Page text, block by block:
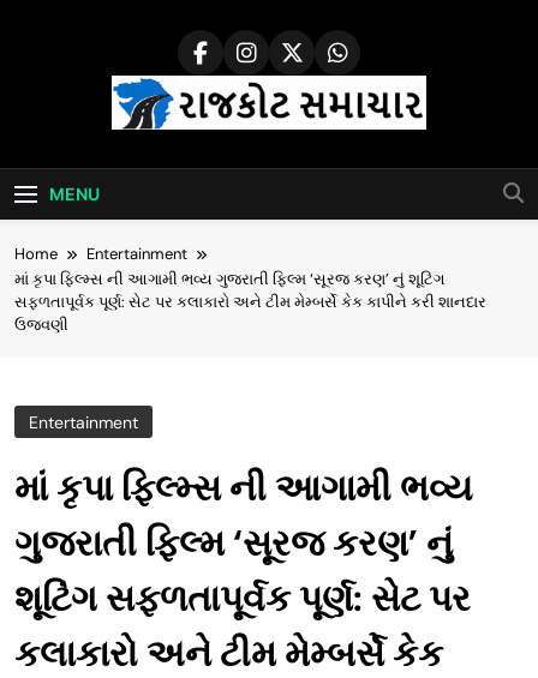
Rajkot Samachar
MENU
Home
Entertainment
માં કૃપા ફિલ્મ્સ ની આગામી ભવ્ય ગુજરાતી ફિલ્મ ‘સૂરજ કરણ’ નું શૂટિંગ
સફળતાપૂર્વક પૂર્ણ: સેટ પર કલાકારો અને ટીમ મેમ્બર્સે કેક કાપીને કરી શાનદાર
ઉજવણી
Entertainment
માં કૃપા ફિલ્મ્સ ની આગામી ભવ્ય
ગુજરાતી ફિલ્મ ‘સૂરજ કરણ’ નું
શૂટિંગ સફળતાપૂર્વક પૂર્ણ: સેટ પર
કલાકારો અને ટીમ મેમ્બર્સે કેક